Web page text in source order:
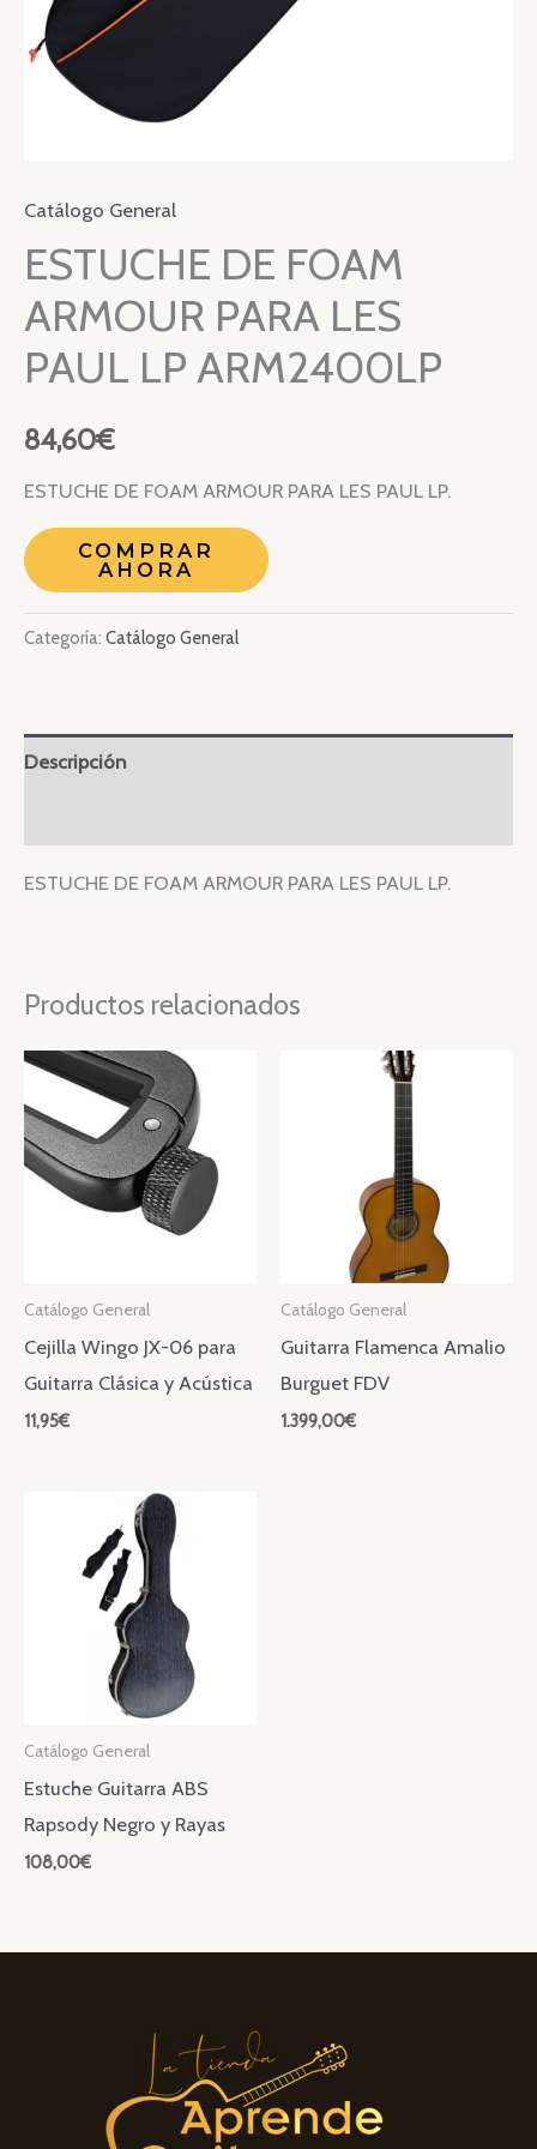
Catálogo General
ESTUCHE DE FOAM
ARMOUR PARA LES
PAUL LP ARM2400LP
84,60€
ESTUCHE DE FOAM ARMOUR PARA LES PAUL LP.
COMPRAR
AHORA
Categoría: Catálogo General
Descripción
ESTUCHE DE FOAM ARMOUR PARA LES PAUL LP.
Productos relacionados
Catálogo General
Cejilla Wingo JX-06 para
Guitarra Clásica y Acústica
11,95€
Catálogo General
Guitarra Flamenca Amalio
Burguet FDV
1.399,00€
Catálogo General
Estuche Guitarra ABS
Rapsody Negro y Rayas
108,00€